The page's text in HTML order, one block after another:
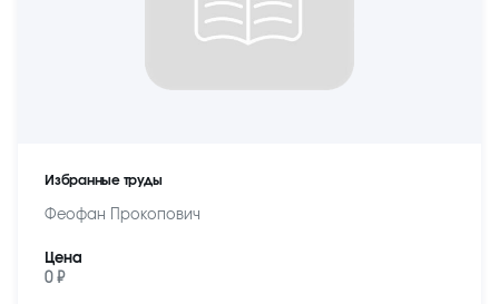
Избранные труды
Феофан Прокопович
Цена
0 ₽